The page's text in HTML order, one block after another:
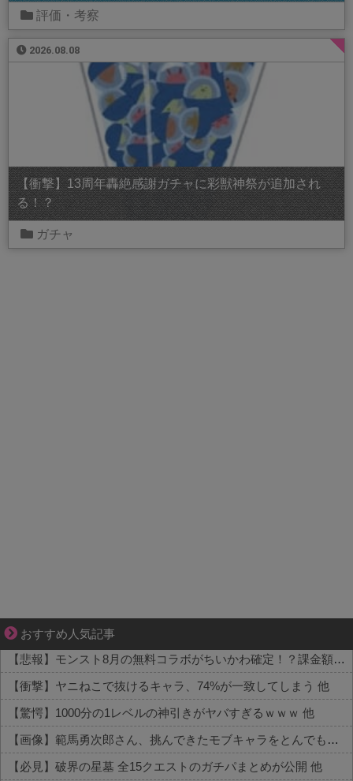
評価・考察
2026.08.08
【衝撃】13周年轟絶感謝ガチャに彩獣神祭が追加され
る！？
ガチャ
おすすめ人気記事
夫婦なのに、心が一番遠かった日々
【悲報】モンスト8月の無料コラボがちいかわ確定！？課金額がヤバすぎる現状がコチラ 他
【衝撃】ヤニねこで抜けるキャラ、74%が一致してしまう 他
【驚愕】1000分の1レベルの神引きがヤバすぎるｗｗｗ 他
【画像】範馬勇次郎さん、挑んできたモブキャラをとんでもない目に合わせてしまう 他
【必見】破界の星墓 全15クエストのガチパまとめが公開 他